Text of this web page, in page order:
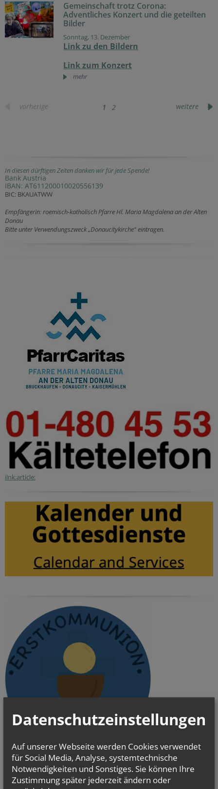
Gemeinschaft trotz Corona:
Adventliches Konzert und die geteilten
Bilder
Sonntag, 13. Dezember
Link zu den Bildern
Link zum Konzert
mehr
vorherige 1 2 weitere
In diesen dürftigen Zeiten danken wir für jede Spende!
Bank Austria
IBAN: AT611200010020556139
BIC: BKAUATWW
Empfängerin: roemisch-katholisch Pfarre Hl. Maria Magdalena an der Alten
Donau
Bitte unter Verwendungszweck „Donaucitykirche“ eintragen.
ilnk:article:
Unsere Pfarrhomepage und die einzelnen
Teilgemeinden unserer Pfarre:
Datenschutzeinstellungen
Auf unserer Webseite werden Cookies verwendet
für Social Media, Analyse, systemtechnische
Notwendigkeiten und Sonstiges. Sie können Ihre
Zustimmung später jederzeit ändern oder